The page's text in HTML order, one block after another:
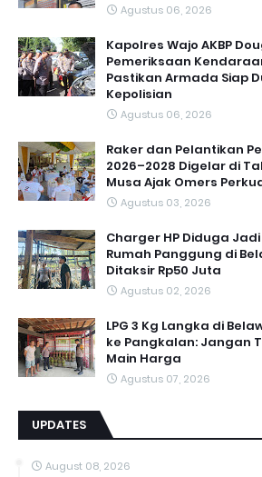
Agustus 06, 2026
Kapolres Wajo AKBP
Pemeriksaan
Pastikan Armada Siap
Kepolisian
Agustus 06, 2026
Raker dan Pelantikan
2026–2028 Digelar di
Musa Ajak Omers
Agustus 03, 2026
Charger HP Diduga
Rumah Panggung di
Ditaksir Rp50 Juta
Agustus 02, 2026
LPG 3 Kg Langka di
ke Pangkalan: Jangan
Main Harga
Agustus 07, 2026
UPDATES
August 08, 2026